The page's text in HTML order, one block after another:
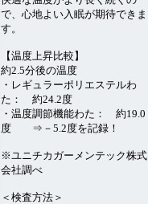
で、心地よい入眠が期待できま
す。
【温度上昇比較】
約2.5分後の温度
・レギュラーポリエステルわ
た： 約24.2度
・温度調節機能わた： 約19.0
度 ⇒－5.2度を記録！
※ユニチカガーメンテック株式
会社調べ
＜検査方法＞